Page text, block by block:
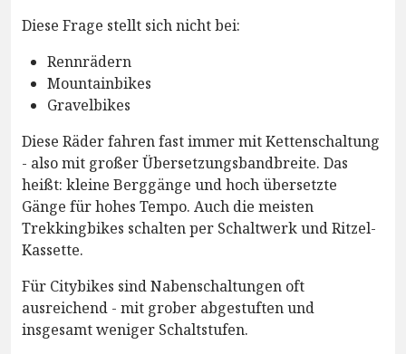
Diese Frage stellt sich nicht bei:
Rennrädern
Mountainbikes
Gravelbikes
Diese Räder fahren fast immer mit Kettenschaltung
- also mit großer Übersetzungsbandbreite. Das
heißt: kleine Berggänge und hoch übersetzte
Gänge für hohes Tempo. Auch die meisten
Trekkingbikes schalten per Schaltwerk und Ritzel-
Kassette.
Für Citybikes sind Nabenschaltungen oft
ausreichend - mit grober abgestuften und
insgesamt weniger Schaltstufen.